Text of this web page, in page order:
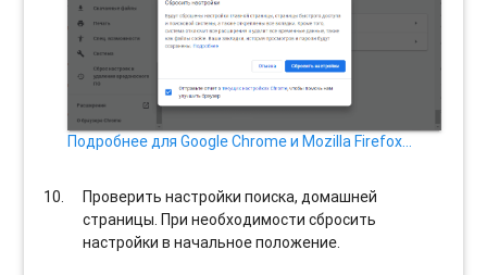
Подробнее для Google Chrome и Mozilla Firefox…
Проверить настройки поиска, домашней
страницы. При необходимости сбросить
настройки в начальное положение.